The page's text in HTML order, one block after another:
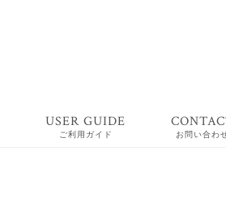
USER GUIDE
ご利用ガイド お問い合わ